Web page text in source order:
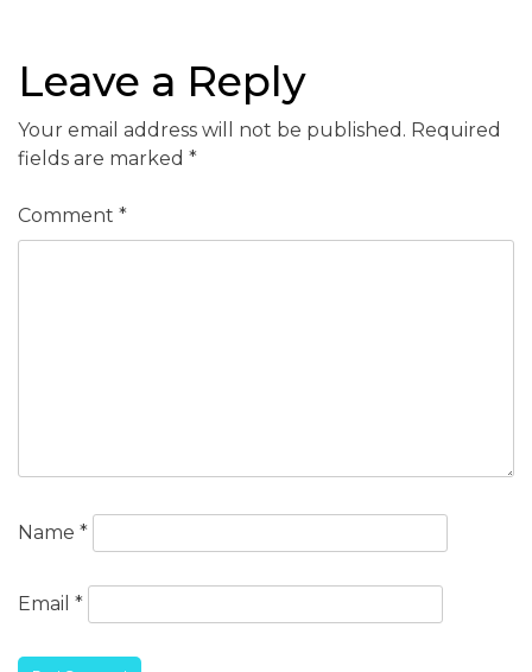
Leave a Reply
Your email address will not be published. Required
fields are marked *
Comment *
Name *
Email *